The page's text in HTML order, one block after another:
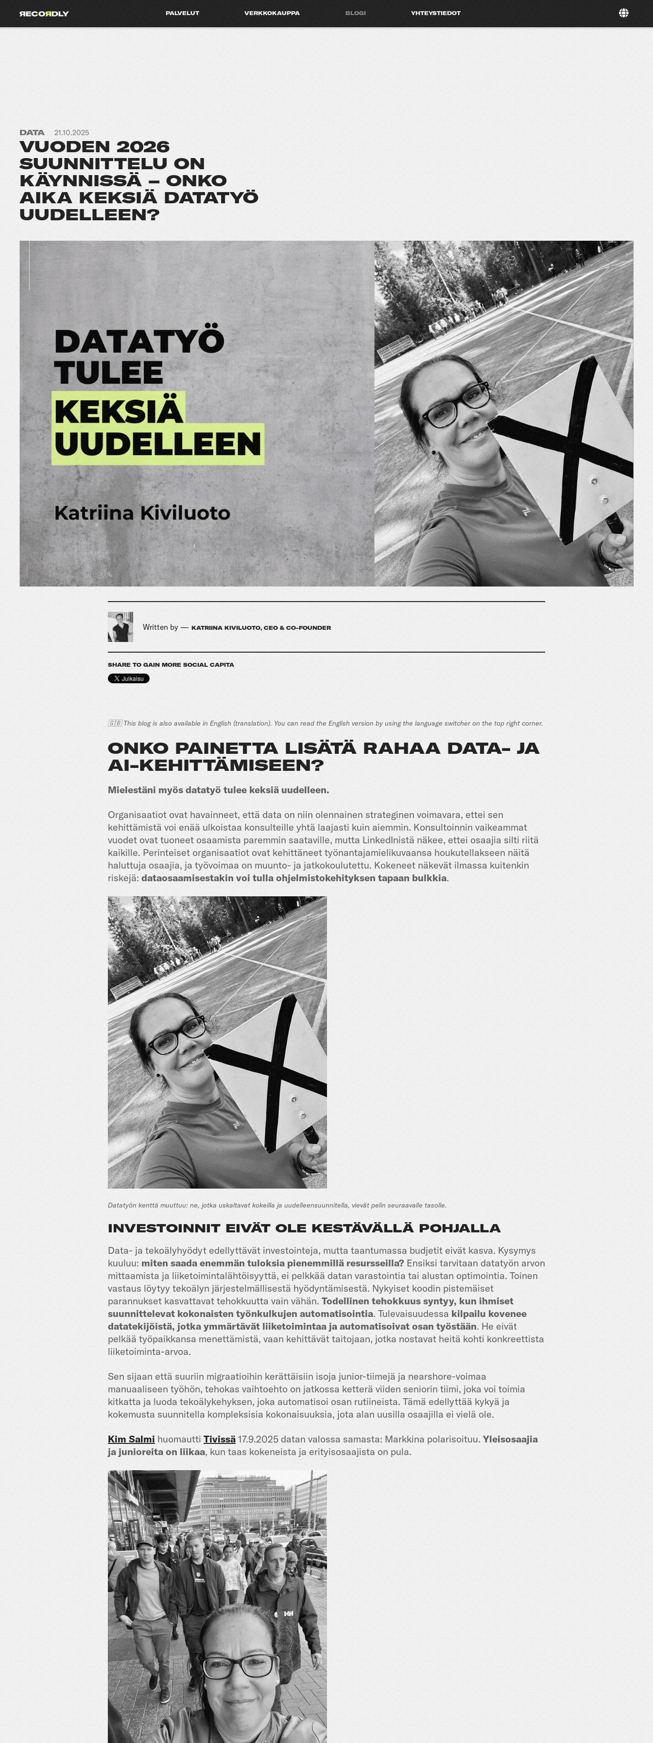
PALVELUT VERKKOKAUPPA BLOGI YHTEYSTIEDOT
DATA 21.10.2025
VUODEN 2026
SUUNNITTELU ON
KÄYNNISSÄ – ONKO
AIKA KEKSIÄ DATATYÖ
UUDELLEEN?
Written by — KATRIINA KIVILUOTO, CEO & CO-FOUNDER
SHARE TO GAIN MORE SOCIAL CAPITA
🇬🇧 This blog is also available in English (translation). You can read the English version by using the language switcher on the top right corner.
ONKO PAINETTA LISÄTÄ RAHAA DATA- JA
AI-KEHITTÄMISEEN?
Mielestäni myös datatyö tulee keksiä uudelleen.
Organisaatiot ovat havainneet, että data on niin olennainen strateginen voimavara, ettei sen
kehittämistä voi enää ulkoistaa konsulteille yhtä laajasti kuin aiemmin. Konsultoinnin vaikeammat
vuodet ovat tuoneet osaamista paremmin saataville, mutta LinkedInistä näkee, ettei osaajia silti riitä
kaikille. Perinteiset organisaatiot ovat kehittäneet työnantajamielikuvaansa houkutellakseen näitä
haluttuja osaajia, ja työvoimaa on muunto- ja jatkokoulutettu. Kokeneet näkevät ilmassa kuitenkin
riskejä: dataosaamisestakin voi tulla ohjelmistokehityksen tapaan bulkkia.
Datatyön kenttä muuttuu: ne, jotka uskaltavat kokeilla ja uudelleensuunnitella, vievät pelin seuraavalle tasolle.
INVESTOINNIT EIVÄT OLE KESTÄVÄLLÄ POHJALLA
Data- ja tekoälyhyödyt edellyttävät investointeja, mutta taantumassa budjetit eivät kasva. Kysymys
kuuluu: miten saada enemmän tuloksia pienemmillä resursseilla? Ensiksi tarvitaan datatyön arvon
mittaamista ja liiketoimintalähtöisyyttä, ei pelkkää datan varastointia tai alustan optimointia. Toinen
vastaus löytyy tekoälyn järjestelmällisestä hyödyntämisestä. Nykyiset koodin pistemäiset
parannukset kasvattavat tehokkuutta vain vähän. Todellinen tehokkuus syntyy, kun ihmiset
suunnittelevat kokonaisten työnkulkujen automatisointia. Tulevaisuudessa kilpailu kovenee
datatekijöistä, jotka ymmärtävät liiketoimintaa ja automatisoivat osan työstään. He eivät
pelkää työpaikkansa menettämistä, vaan kehittävät taitojaan, jotka nostavat heitä kohti konkreettista
liiketoiminta-arvoa.
Sen sijaan että suuriin migraatioihin kerättäisiin isoja junior-tiimejä ja nearshore-voimaa
manuaaliseen työhön, tehokas vaihtoehto on jatkossa ketterä viiden seniorin tiimi, joka voi toimia
kitkatta ja luoda tekoälykehyksen, joka automatisoi osan rutiineista. Tämä edellyttää kykyä ja
kokemusta suunnitella kompleksisia kokonaisuuksia, jota alan uusilla osaajilla ei vielä ole.
Kim Salmi huomautti Tivissä 17.9.2025 datan valossa samasta: Markkina polarisoituu. Yleisosaajia
ja junioreita on liikaa, kun taas kokeneista ja erityisosaajista on pula.